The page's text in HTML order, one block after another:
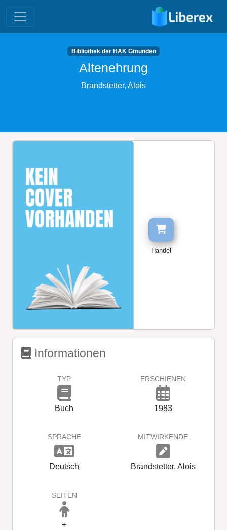
Bibliothek der HAK Gmunden
Altenehrung
Brandstetter, Alois
Handel
Informationen
TYP
Buch
ERSCHIENEN
1983
SPRACHE
Deutsch
MITWIRKENDE
Brandstetter, Alois
SEITEN
+